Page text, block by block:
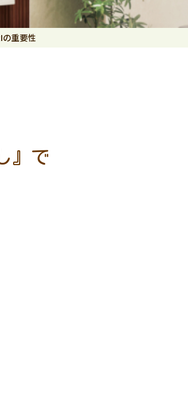
重要性
』で